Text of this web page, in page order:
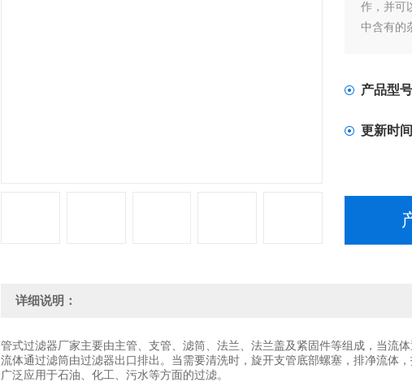
作，并可
中含有的
产品型号
更新时间
详细说明：
管式过滤器厂家主要由主管、支管、滤筒、法兰、法兰盖及紧固件等组成，当流
流体通过滤筒由过滤器出口排出。当需要清洗时，旋开支管底部螺塞，排净流体
广泛应用于石油、化工、污水等方面的过滤。